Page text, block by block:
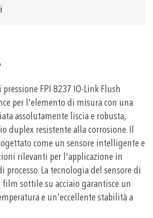
FPI 8237 IO-Link Flush
per l'elemento di misura con una
assolutamente liscia e robusta,
duplex resistente alla corrosione. Il
come un sensore intelligente e
rilevanti per l'applicazione in
La tecnologia del sensore di
film sottile su acciaio garantisce un
e un'eccellente stabilità a